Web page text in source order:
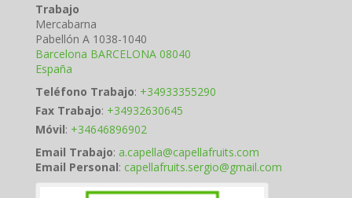
Trabajo
Mercabarna
Pabellón A 1038-1040
Barcelona BARCELONA 08040
España
Teléfono Trabajo: +34933355290
Fax Trabajo: +34932630645
Móvil: +34646896902
Email Trabajo: a.capella@capellafruits.com
Email Personal: capellafruits.sergio@gmail.com